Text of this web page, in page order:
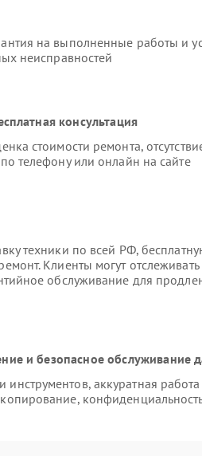
на выполненные работы и
неисправностей
консультация
стоимости ремонта,
телефону или онлайн на сайте
техники по всей РФ,
Клиенты могут отслеживать
обслуживание для
и безопасное обслуживание
аккуратная работа